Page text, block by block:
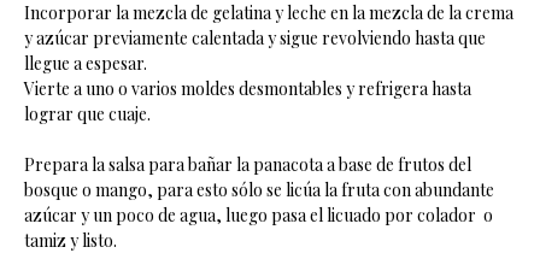
Incorporar la mezcla de gelatina y leche en la mezcla de la crema
y azúcar previamente calentada y sigue revolviendo hasta que
llegue a espesar.
Vierte a uno o varios moldes desmontables y refrigera hasta
lograr que cuaje.
Prepara la salsa para bañar la panacota a base de frutos del
bosque o mango, para esto sólo se licúa la fruta con abundante
azúcar y un poco de agua, luego pasa el licuado por colador o
tamiz y listo.